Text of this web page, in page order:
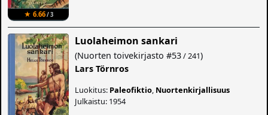
★ 6.66/ 3
Luolaheimon sankari
(Nuorten toivekirjasto #53/ 241)
Lars Törnros
Luokitus: Paleofiktio Nuortenkirjallisuus
Julkaistu: 1954